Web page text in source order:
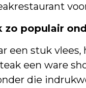
populair
een stuk
een ware
die